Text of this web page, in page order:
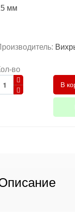
мм
во